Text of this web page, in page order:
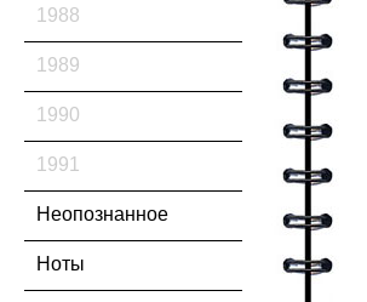
1988
1989
1990
1991
Неопознанное
Ноты